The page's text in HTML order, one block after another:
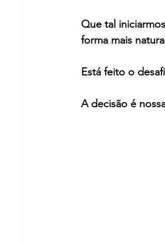
Que tal
forma mais
Está feito o
A decisão é